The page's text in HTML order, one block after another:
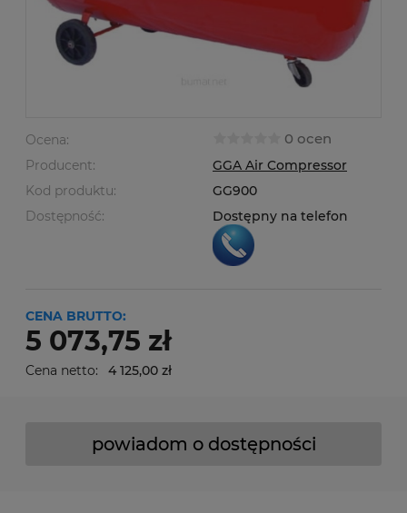
Ocena: 0 ocen
Producent:
GGA Air Compressor
Kod produktu:
GG900
Dostępność:
Dostępny na telefon
CENA BRUTTO:
5 073,75 zł
Cena netto: 4 125,00 zł
powiadom o dostępności